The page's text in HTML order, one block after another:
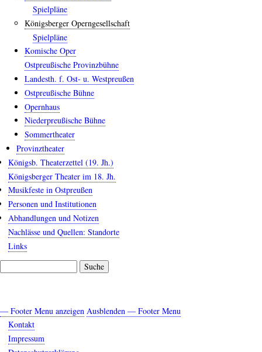
Spielpläne
Königsberger Operngesellschaft
Spielpläne
Komische Oper
Ostpreußische Provinzbühne
Landesth. f. Ost- u. Westpreußen
Ostpreußische Bühne
Opernhaus
Niederpreußische Bühne
Sommertheater
Provinztheater
Königsb. Theaterzettel (19. Jh.)
Königsberger Theater im 18. Jh.
Musikfeste in Ostpreußen
Personen und Institutionen
Abhandlungen und Notizen
Nachlässe und Quellen: Standorte
Links
Footer
Menu
— Footer Menu anzeigen Ausblenden — Footer Menu
Kontakt
Impressum